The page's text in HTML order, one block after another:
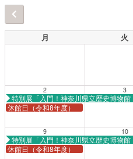
月 火
2
休館日（令和8年度）
特別展「入門！神奈川県立歴史博物
3
9
休館日（令和8年度）
特別展「入門！神奈川県立歴史博物
10